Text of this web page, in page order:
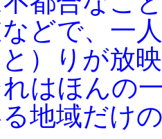
どで、一
）りが放
はほんの
地域だけ